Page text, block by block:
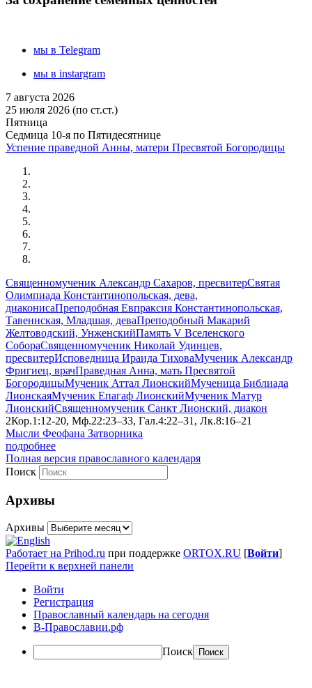
мы в Telegram
мы в instargram
7 августа 2026
25 июля 2026 (по ст.ст.)
Пятница
Седмица 10-я по Пятидесятнице
Успение праведной Анны, матери Пресвятой Богородицы
Священномученик Александр Сахаров, пресвитерСвятая
Олимпиада Константинопольская, дева,
диаконисаПреподобная Евпраксия Константинопольская,
Тавеннская, Младшая, деваПреподобный Макарий
Желтоводский, УнженскийПамять V Вселенского
СобораСвященномученик Николай Удинцев,
пресвитерИсповедница Ираида ТиховаМученик Александр
Фригиец, врачПраведная Анна, мать Пресвятой
БогородицыМученик Аттал ЛионскийМученица Библиада
ЛионскаяМученик Епагаф ЛионскийМученик Матур
ЛионскийСвященномученик Санкт Лионский, диакон
2Кор.1:12-20, Мф.22:23–33, Гал.4:22–31, Лк.8:16–21
Мысли Феофана Затворника
подробнее
Полная версия православного календаря
Поиск
Архивы
Архивы
Работает на Prihod.ru при поддержке ORTOX.RU [Войти]
Перейти к верхней панели
Войти
Регистрация
Православный календарь на сегодня
В-Православии.рф
Поиск